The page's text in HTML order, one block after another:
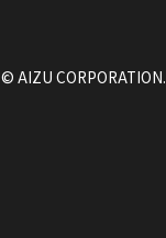
© AIZU CORPORATION.